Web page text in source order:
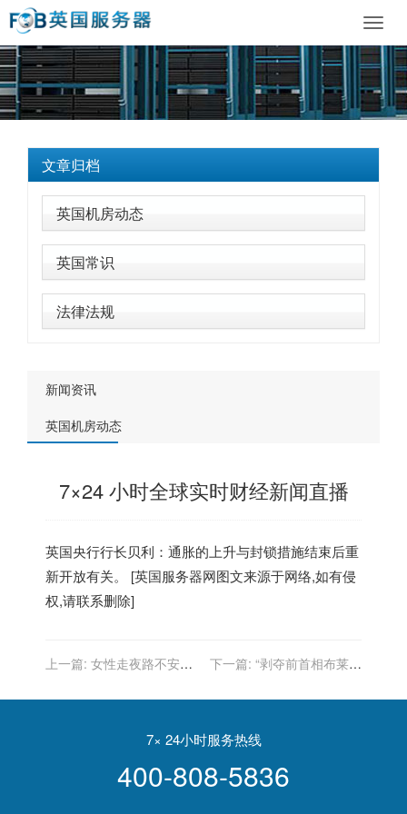
文章归档
英国机房动态
英国常识
法律法规
新闻资讯
英国机房动态
7×24 小时全球实时财经新闻直播
英国央行行长贝利：通胀的上升与封锁措施结束后重
新开放有关。 [英国服务器网图文来源于网络,如有侵
权,请联系删除]
上一篇: 女性走夜路不安
护航，关键时刻用光吓退张
下一篇: “剥夺前首相布莱尔
者已达100万！
7× 24小时服务热线
400-808-5836